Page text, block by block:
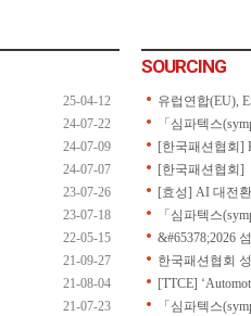
25-04-12
24-07-22
24-07-09
24-07-07
23-07-26
23-07-18
22-05-15
21-09-27
21-08-04
21-07-23
SOURCING
유럽연합(EU),
「심파텍스
[한국패션협회]
[한국패션협회]
[효성] AI 대전
「심파텍스
&#65378;2026
한국패션협회
[TTCE]
「심파텍스